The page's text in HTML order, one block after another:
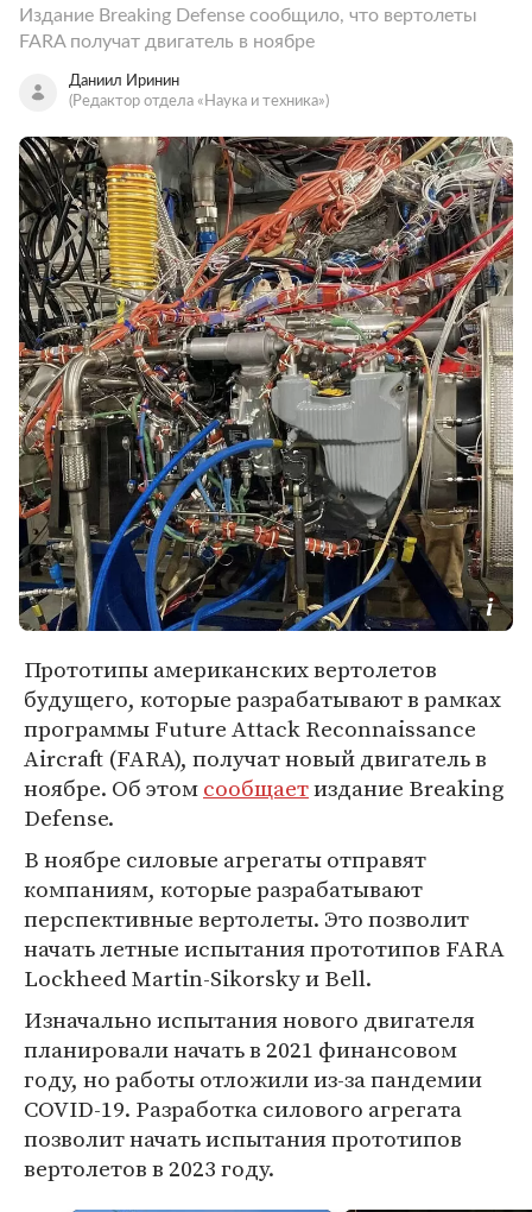
Издание Breaking Defense сообщило, что вертолеты
FARA получат двигатель в ноябре
Даниил Иринин
(Редактор отдела «Наука и техника»)
Прототипы американских вертолетов
будущего, которые разрабатывают в рамках
программы Future Attack Reconnaissance
Aircraft (FARA), получат новый двигатель в
ноябре. Об этомсообщаетиздание Breaking
Defense.
В ноябре силовые агрегаты отправят
компаниям, которые разрабатывают
перспективные вертолеты. Это позволит
начать летные испытания прототипов FARA
Lockheed Martin-Sikorsky и Bell.
Изначально испытания нового двигателя
планировали начать в 2021 финансовом
году, но работы отложили из-за пандемии
COVID-19. Разработка силового агрегата
позволит начать испытания прототипов
вертолетов в 2023 году.